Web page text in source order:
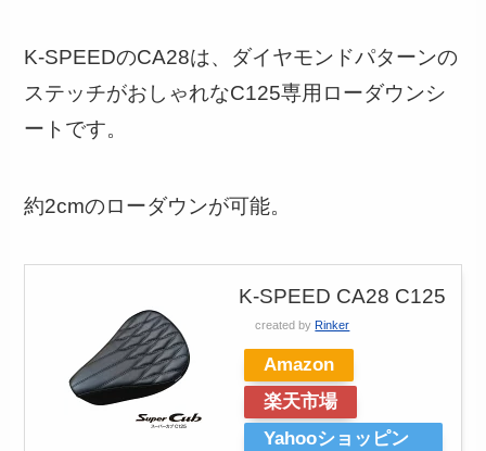
K-SPEEDのCA28は、ダイヤモンドパターンの
ステッチがおしゃれなC125専用ローダウンシ
ートです。
約2cmのローダウンが可能。
K-SPEED CA28 C125
created by Rinker
Amazon
楽天市場
Yahooショッピン